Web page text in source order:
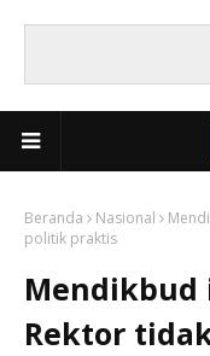
Beranda Nasional
politik praktis
Mendikbud
Rektor